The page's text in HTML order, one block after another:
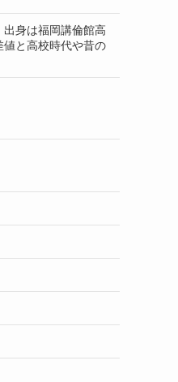
身は福岡講倫館高
と高校時代や昔の